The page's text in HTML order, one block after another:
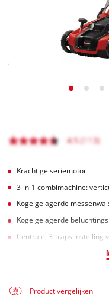
Krachtige seriemotor
3-in-1 combimachine:
Kogelgelagerde
Kogelgelagerde
Centrale, 3-traps instelling
Product vergelijken